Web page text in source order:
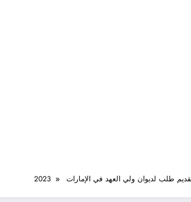
طلب لديوان ولي العهد في الإمارات 2023